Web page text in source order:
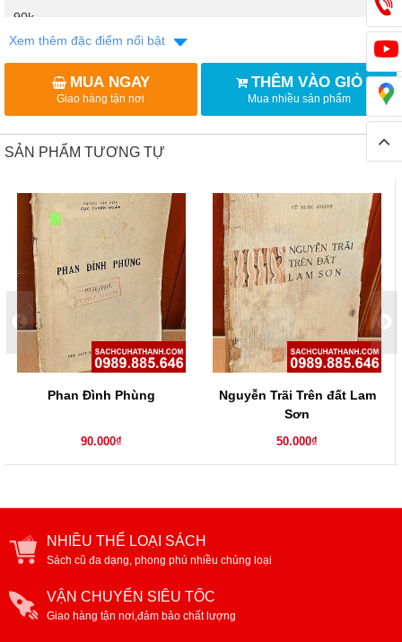
90k
Jaruzelski tham gia đảng Cộng sản,làm Bộ trưởng Quốc phòng
rồi là người đứng đầu Đảng và Nhà nước Ba Lan trong những
năm khó khăn nhất. Chính viên tướng này đã chọn lựa trong
ngoan, nhằm đưa Ba Lan tránh khỏi vực thẳm Những áp lực từ
bên ngoài,những cuộc đấu tranh nội bộ, những sự chọn lựa
hồi ký này .
Xem thêm đặc điểm nổi bật
MUA NGAY
Giao hàng tận nơi
THÊM VÀO GIỎ
Mua nhiều sản phẩm
SẢN PHẨM TƯƠNG TỰ
Phan Đình Phùng
90.000₫
Nguyễn Trãi Trên đất Lam
Sơn
50.000₫
NHIỀU THỂ LOẠI SÁCH
Sách cũ đa dạng, phong phú nhiều chủng loại
VẬN CHUYỂN SIÊU TỐC
Giao hàng tận nơi,đảm bảo chất lượng